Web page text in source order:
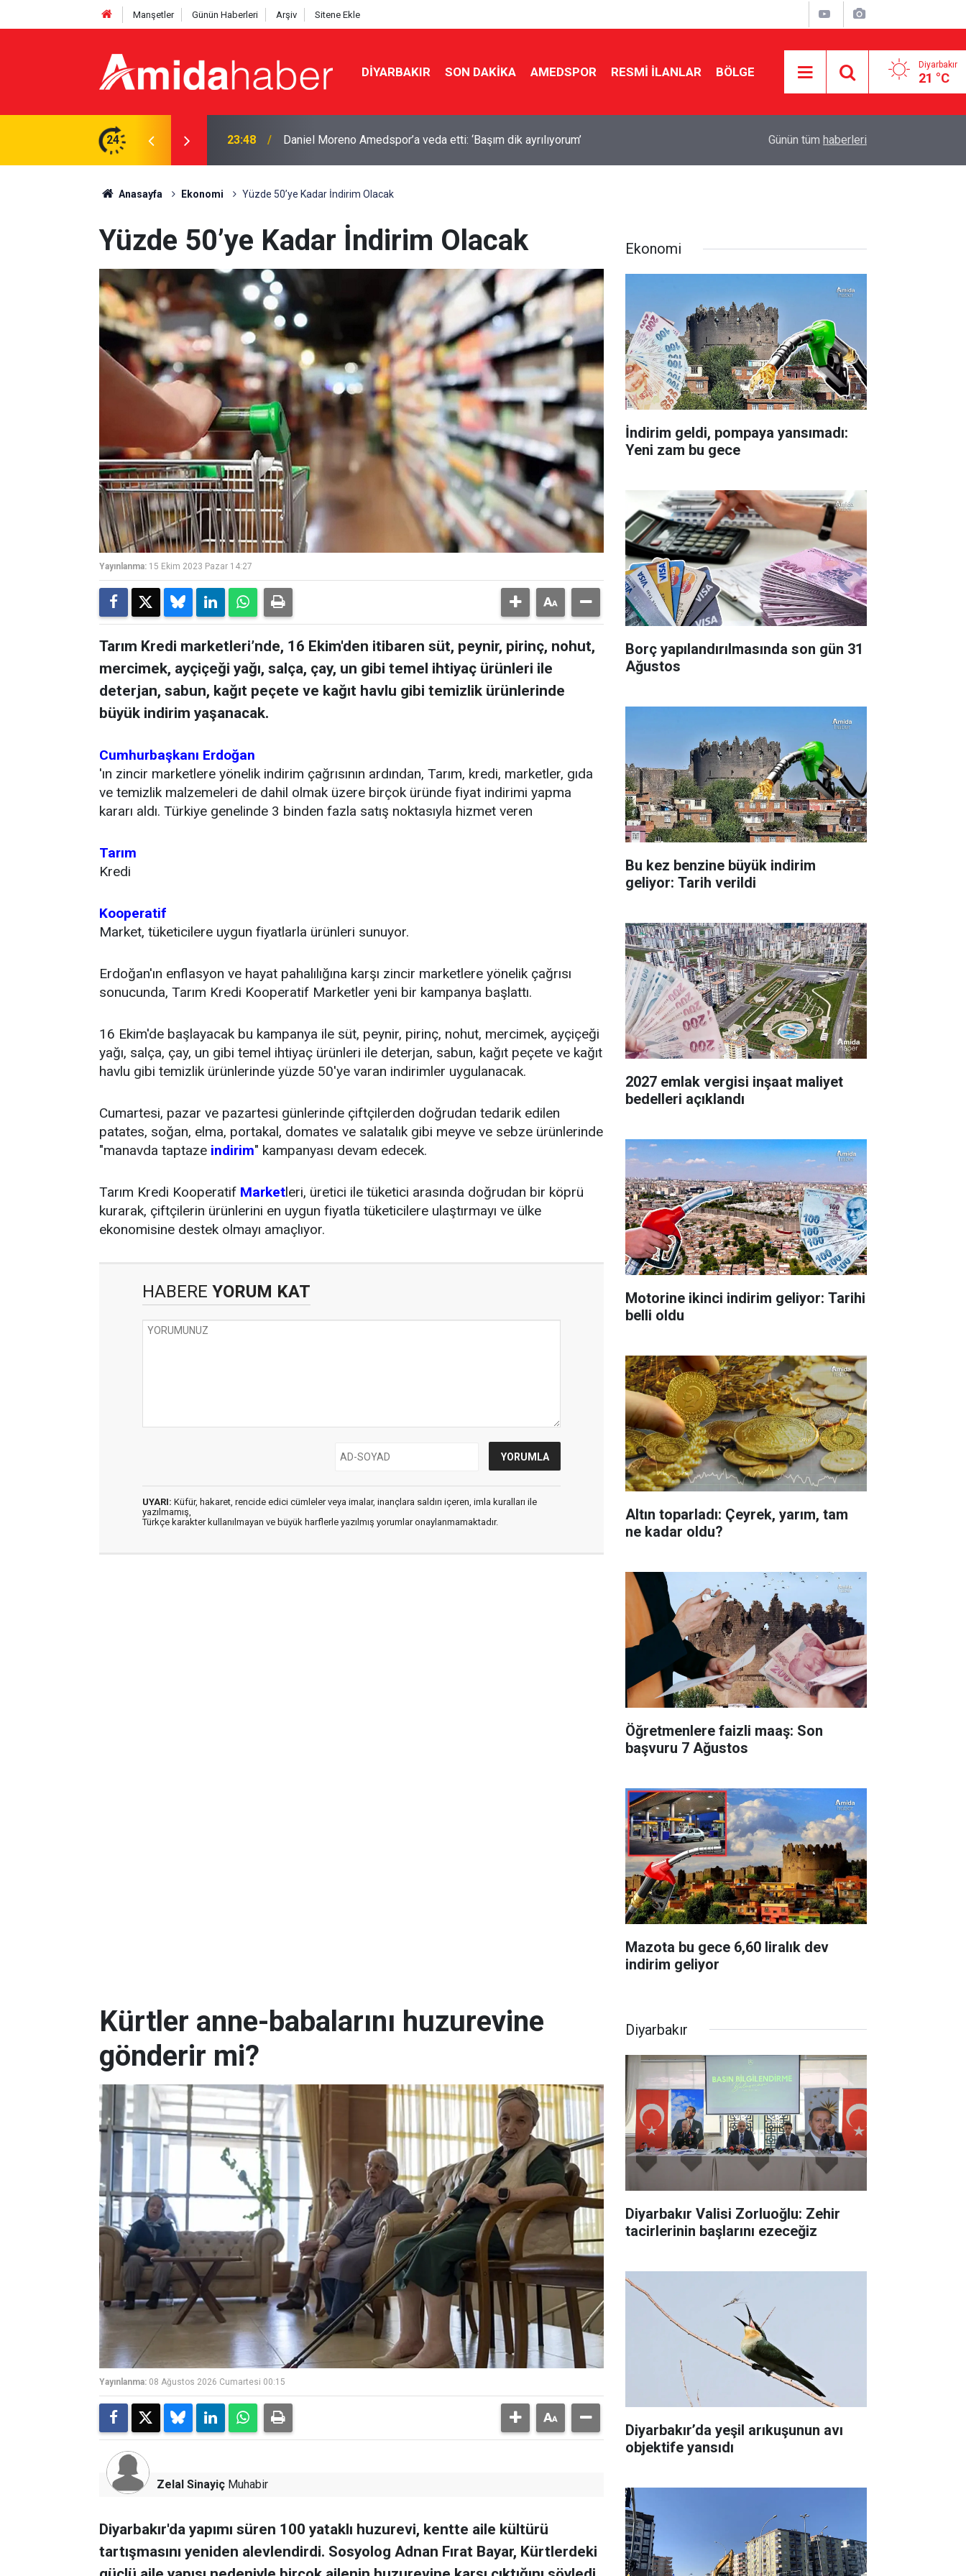
Manşetler Günün Haberleri Arşiv Sitene Ekle
DIYARBAKIR SON DAKIKA AMEDSPOR RESMI İLANLAR BÖLGE Diyarbakır
21 °C
24
‘Başım dik ayrılıyorum’ 23:25 Pezeşkiyan’dan ABD ile mutabakat mesajı: Neden sürekli savaşalım? Musa Anter davasının yeniden açılması için
Günün tüm haberleri
Anasayfa Ekonomi Yüzde 50’ye Kadar İndirim Olacak
Yüzde 50’ye Kadar İndirim Olacak
Yayınlanma: 15 Ekim 2023 Pazar 14:27
Tarım Kredi marketleri’nde, 16 Ekim'den itibaren süt, peynir, pirinç, nohut,
mercimek, ayçiçeği yağı, salça, çay, un gibi temel ihtiyaç ürünleri ile
deterjan, sabun, kağıt peçete ve kağıt havlu gibi temizlik ürünlerinde
büyük indirim yaşanacak.
Cumhurbaşkanı Erdoğan
'ın zincir marketlere yönelik indirim çağrısının ardından, Tarım, kredi, marketler, gıda
ve temizlik malzemeleri de dahil olmak üzere birçok üründe fiyat indirimi yapma
kararı aldı. Türkiye genelinde 3 binden fazla satış noktasıyla hizmet veren
Tarım
Kredi
Kooperatif
Market, tüketicilere uygun fiyatlarla ürünleri sunuyor.
Erdoğan'ın enflasyon ve hayat pahalılığına karşı zincir marketlere yönelik çağrısı
sonucunda, Tarım Kredi Kooperatif Marketler yeni bir kampanya başlattı.
16 Ekim'de başlayacak bu kampanya ile süt, peynir, pirinç, nohut, mercimek, ayçiçeği
yağı, salça, çay, un gibi temel ihtiyaç ürünleri ile deterjan, sabun, kağıt peçete ve kağıt
havlu gibi temizlik ürünlerinde yüzde 50'ye varan indirimler uygulanacak.
Cumartesi, pazar ve pazartesi günlerinde çiftçilerden doğrudan tedarik edilen
patates, soğan, elma, portakal, domates ve salatalık gibi meyve ve sebze ürünlerinde
"manavda taptaze indirim" kampanyası devam edecek.
Tarım Kredi Kooperatif Marketleri, üretici ile tüketici arasında doğrudan bir köprü
kurarak, çiftçilerin ürünlerini en uygun fiyatla tüketicilere ulaştırmayı ve ülke
ekonomisine destek olmayı amaçlıyor.
HABERE YORUM KAT
UYARI: Küfür, hakaret, rencide edici cümleler veya imalar, inançlara saldırı içeren, imla kuralları ile
yazılmamış,
Türkçe karakter kullanılmayan ve büyük harflerle yazılmış yorumlar onaylanmamaktadır.
Ekonomi
İndirim geldi, pompaya yansımadı:
Yeni zam bu gece
Borç yapılandırılmasında son gün 31
Ağustos
Bu kez benzine büyük indirim
geliyor: Tarih verildi
2027 emlak vergisi inşaat maliyet
bedelleri açıklandı
Motorine ikinci indirim geliyor: Tarihi
belli oldu
Altın toparladı: Çeyrek, yarım, tam
ne kadar oldu?
Öğretmenlere faizli maaş: Son
başvuru 7 Ağustos
Mazota bu gece 6,60 liralık dev
indirim geliyor
Kürtler anne-babalarını huzurevine
gönderir mi?
Yayınlanma: 08 Ağustos 2026 Cumartesi 00:15
Zelal Sinayiç Muhabir
Diyarbakır'da yapımı süren 100 yataklı huzurevi, kentte aile kültürü
tartışmasını yeniden alevlendirdi. Sosyolog Adnan Fırat Bayar, Kürtlerdeki
Diyarbakır
Diyarbakır Valisi Zorluoğlu: Zehir
tacirlerinin başlarını ezeceğiz
Diyarbakır’da yeşil arıkuşunun avı
objektife yansıdı